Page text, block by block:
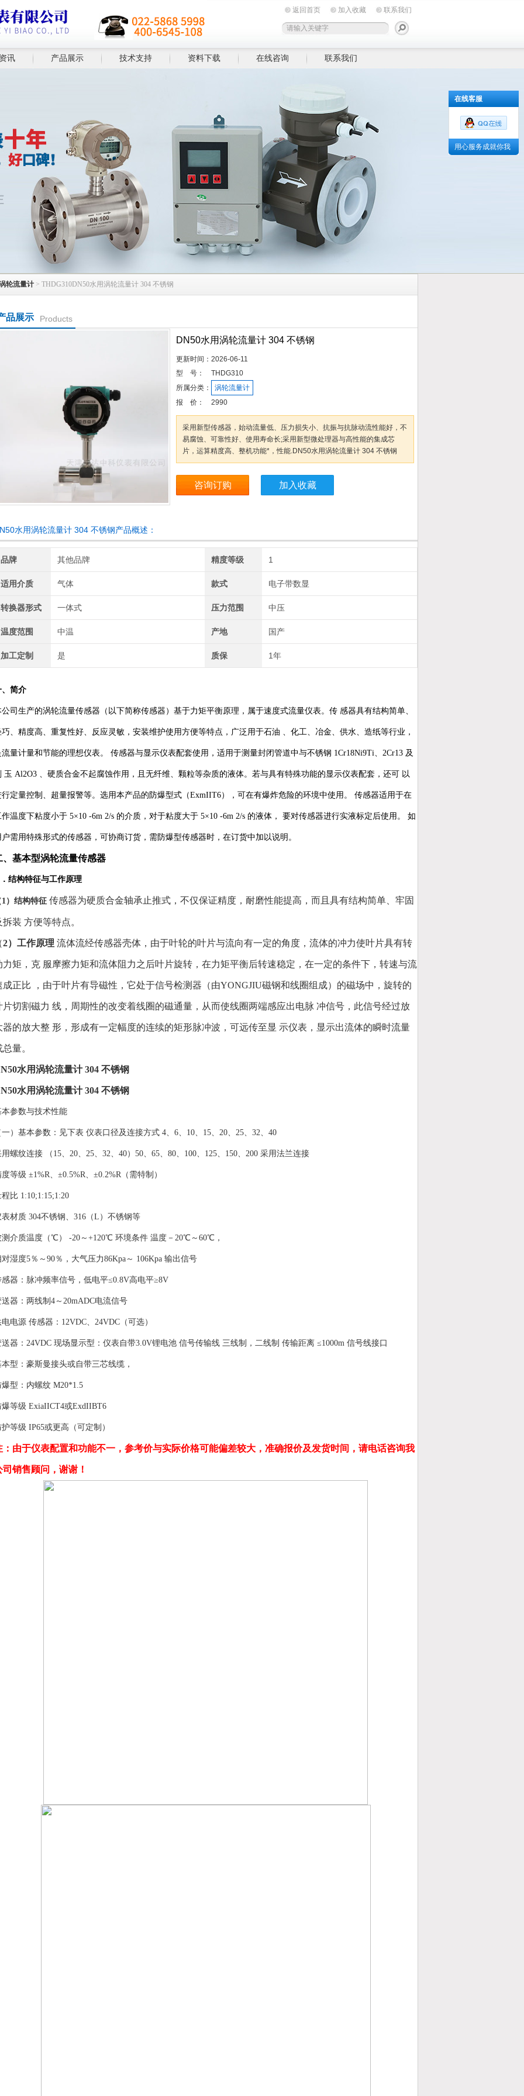
返回首页 加入收藏 联系我们
讯 产品展示 技术支持 资料下载 在线咨询 联系我们
轮流量计 > THDG310DN50水用涡轮流量计 304 不锈钢
品展示 Products
DN50水用涡轮流量计 304 不锈钢
更新时间： 2026-06-11
型 号：
THDG310
所属分类：
涡轮流量计
报 价：
2990
采用新型传感器，始动流量低、压力损失小、抗振与抗脉动流性能好，不
易腐蚀、可靠性好、使用寿命长;采用新型微处理器与高性能的集成芯
片，运算精度高、整机功能*，性能.DN50水用涡轮流量计 304 不锈钢
咨询订购 加入收藏
水用涡轮流量计 304 不锈钢产品概述：
品牌 其他品牌 精度等级 1
适用介质 气体 款式 电子带数显
转换器形式 一体式 压力范围 中压
温度范围 中温 产地 国产
加工定制 是 质保 1年
、简介
公司生产的涡轮流量传感器（以下简称传感器）基于力矩平衡原理，属于速度式流量仪表。传 感器具有结构简单、
巧、精度高、重复性好、反应灵敏，安装维护使用方便等特点，广泛用于石油 、化工、冶金、供水、造纸等行业，
流量计量和节能的理想仪表。 传感器与显示仪表配套使用，适用于测量封闭管道中与不锈钢 1Cr18Ni9Ti、2Cr13 及
玉 Al2O3 、硬质合金不起腐蚀作用，且无纤维、颗粒等杂质的液体。若与具有特殊功能的显示仪表配套，还可 以
行定量控制、超量报警等。选用本产品的防爆型式（ExmIIT6），可在有爆炸危险的环境中使用。 传感器适用于在
作温度下粘度小于 5×10 -6m 2/s 的介质，对于粘度大于 5×10 -6m 2/s 的液体， 要对传感器进行实液标定后使用。 如
户需用特殊形式的传感器，可协商订货，需防爆型传感器时，在订货中加以说明。
、基本型涡轮流量传感器
结构特征与工作原理
1）结构特征 传感器为硬质合金轴承止推式，不仅保证精度，耐磨性能提高，而且具有结构简单、牢固
拆装 方便等特点。
2）工作原理 流体流经传感器壳体，由于叶轮的叶片与流向有一定的角度，流体的冲力使叶片具有转
力矩，克 服摩擦力矩和流体阻力之后叶片旋转，在力矩平衡后转速稳定，在一定的条件下，转速与流
成正比 ，由于叶片有导磁性，它处于信号检测器（由YONGJIU磁钢和线圈组成）的磁场中，旋转的
片切割磁力 线，周期性的改变着线圈的磁通量，从而使线圈两端感应出电脉 冲信号，此信号经过放
器的放大整 形，形成有一定幅度的连续的矩形脉冲波，可远传至显 示仪表，显示出流体的瞬时流量
总量。
水用涡轮流量计 304 不锈钢
水用涡轮流量计 304 不锈钢
本参数与技术性能
一）基本参数：见下表 仪表口径及连接方式 4、6、10、15、20、25、32、40
用螺纹连接 （15、20、25、32、40）50、65、80、100、125、150、200 采用法兰连接
等级 ±1%R、±0.5%R、±0.2%R（需特制）
程比 1:10;1:15;1:20
表材质 304不锈钢、316（L）不锈钢等
测介质温度（℃） -20～+120℃ 环境条件 温度－20℃～60℃，
对湿度5％～90％，大气压力86Kpa～ 106Kpa 输出信号
感器：脉冲频率信号，低电平≤0.8V高电平≥8V
送器：两线制4～20mADC电流信号
电电源 传感器：12VDC、24VDC（可选）
送器：24VDC 现场显示型：仪表自带3.0V锂电池 信号传输线 三线制，二线制 传输距离 ≤1000m 信号线接口
本型：豪斯曼接头或自带三芯线缆，
爆型：内螺纹 M20*1.5
爆等级 ExiaIICT4或ExdIIBT6
护等级 IP65或更高（可定制）
：由于仪表配置和功能不一，参考价与实际价格可能偏差较大，准确报价及发货时间，请电话咨询我
司销售顾问，谢谢！
在线客服
用心服务成就你我